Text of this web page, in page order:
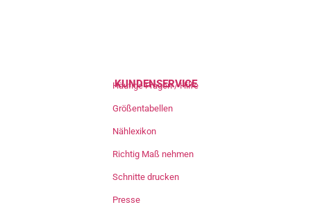
KUNDENSERVICE
Häufige Fragen / Hilfe
Größentabellen
Nählexikon
Richtig Maß nehmen
Schnitte drucken
Presse